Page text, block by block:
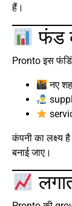
हैं।
फंड
Pronto इस
नए
कंपनी का लक्ष्य
बनाई जाए।